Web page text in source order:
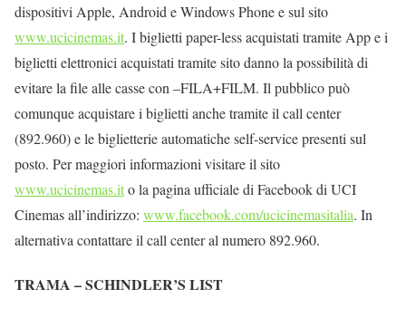
dispositivi Apple, Android e Windows Phone e sul sito
www.ucicinemas.it. I biglietti paper-less acquistati tramite App e i
biglietti elettronici acquistati tramite sito danno la possibilità di
evitare la file alle casse con –FILA+FILM. Il pubblico può
comunque acquistare i biglietti anche tramite il call center
(892.960) e le biglietterie automatiche self-service presenti sul
posto. Per maggiori informazioni visitare il sito
www.ucicinemas.ito la pagina ufficiale di Facebook di UCI
Cinemas all’indirizzo: www.facebook.com/ucicinemasitalia. In
alternativa contattare il call center al numero 892.960.
TRAMA – SCHINDLER’S LIST